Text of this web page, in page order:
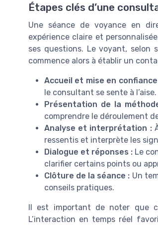
Étapes clés d’une
Une séance de voyance en
expérience claire et
ses questions. Le voyant, selon
commence alors à établir un
Accueil et mise en
le consultant se sente à l’aise.
Présentation de la
comprendre le déroulement
Analyse et interprétation :
ressentis et interprète les
Dialogue et réponses : Le
clarifier certains points ou
Clôture de la séance : Un
conseils pratiques.
Il est important de noter que
L’interaction en temps réel